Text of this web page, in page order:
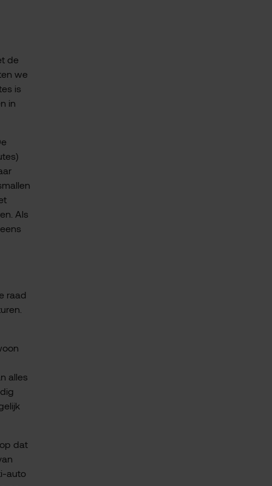
de
we
is
in
Als
raad
alles
dat
auto